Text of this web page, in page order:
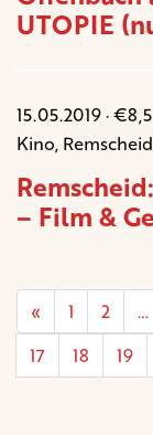
UTOPIE
15.05.2019 ·
Kino, Remscheid
– Film &
« 1 2 …
17
18 19